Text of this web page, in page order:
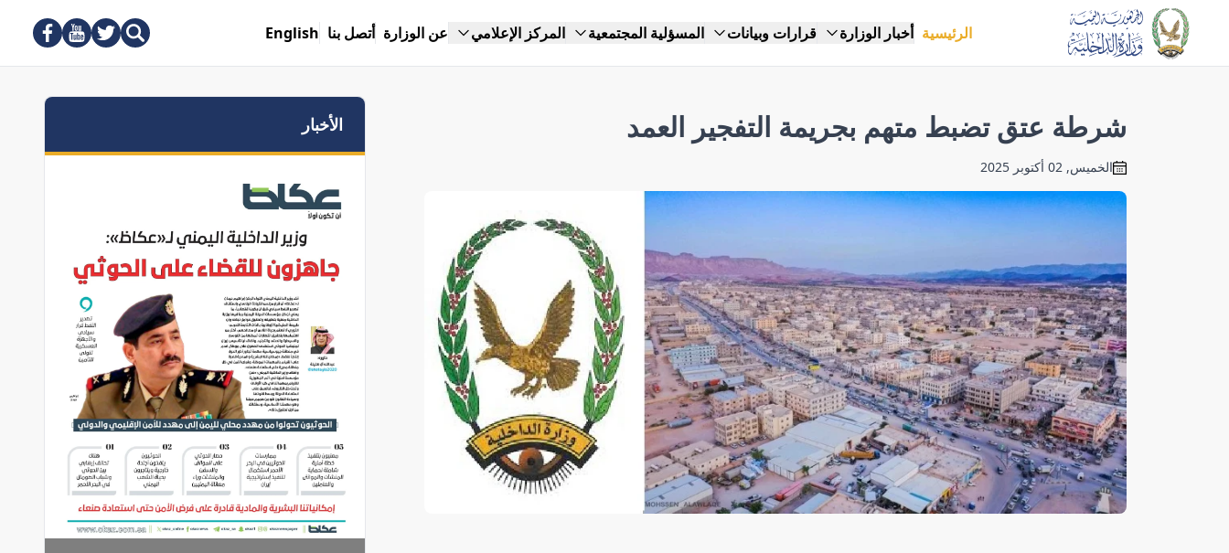
الرئيسية أخبار الوزارة قرارات وبيانات المسؤلية المجتمعية المركز الإعلامي عن الوزارة أتصل بنا English
شرطة عتق تضبط متهم بجريمة التفجير العمد
الخميس, 02 أكتوبر 2025
الأخبار